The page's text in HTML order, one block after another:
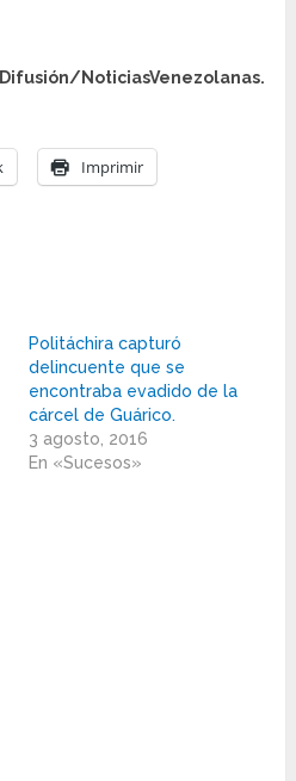
Difusión/NoticiasVenezolanas.
Imprimir
Politáchira capturó
delincuente que se
encontraba evadido de la
cárcel de Guárico.
3 agosto, 2016
En «Sucesos»